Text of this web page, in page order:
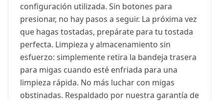
configuración utilizada. Sin botones para
presionar, no hay pasos a seguir. La próxima vez
que hagas tostadas, prepárate para tu tostada
perfecta. Limpieza y almacenamiento sin
esfuerzo: simplemente retira la bandeja trasera
para migas cuando esté enfriada para una
limpieza rápida. No más luchar con migas
obstinadas. Respaldado por nuestra garantía de